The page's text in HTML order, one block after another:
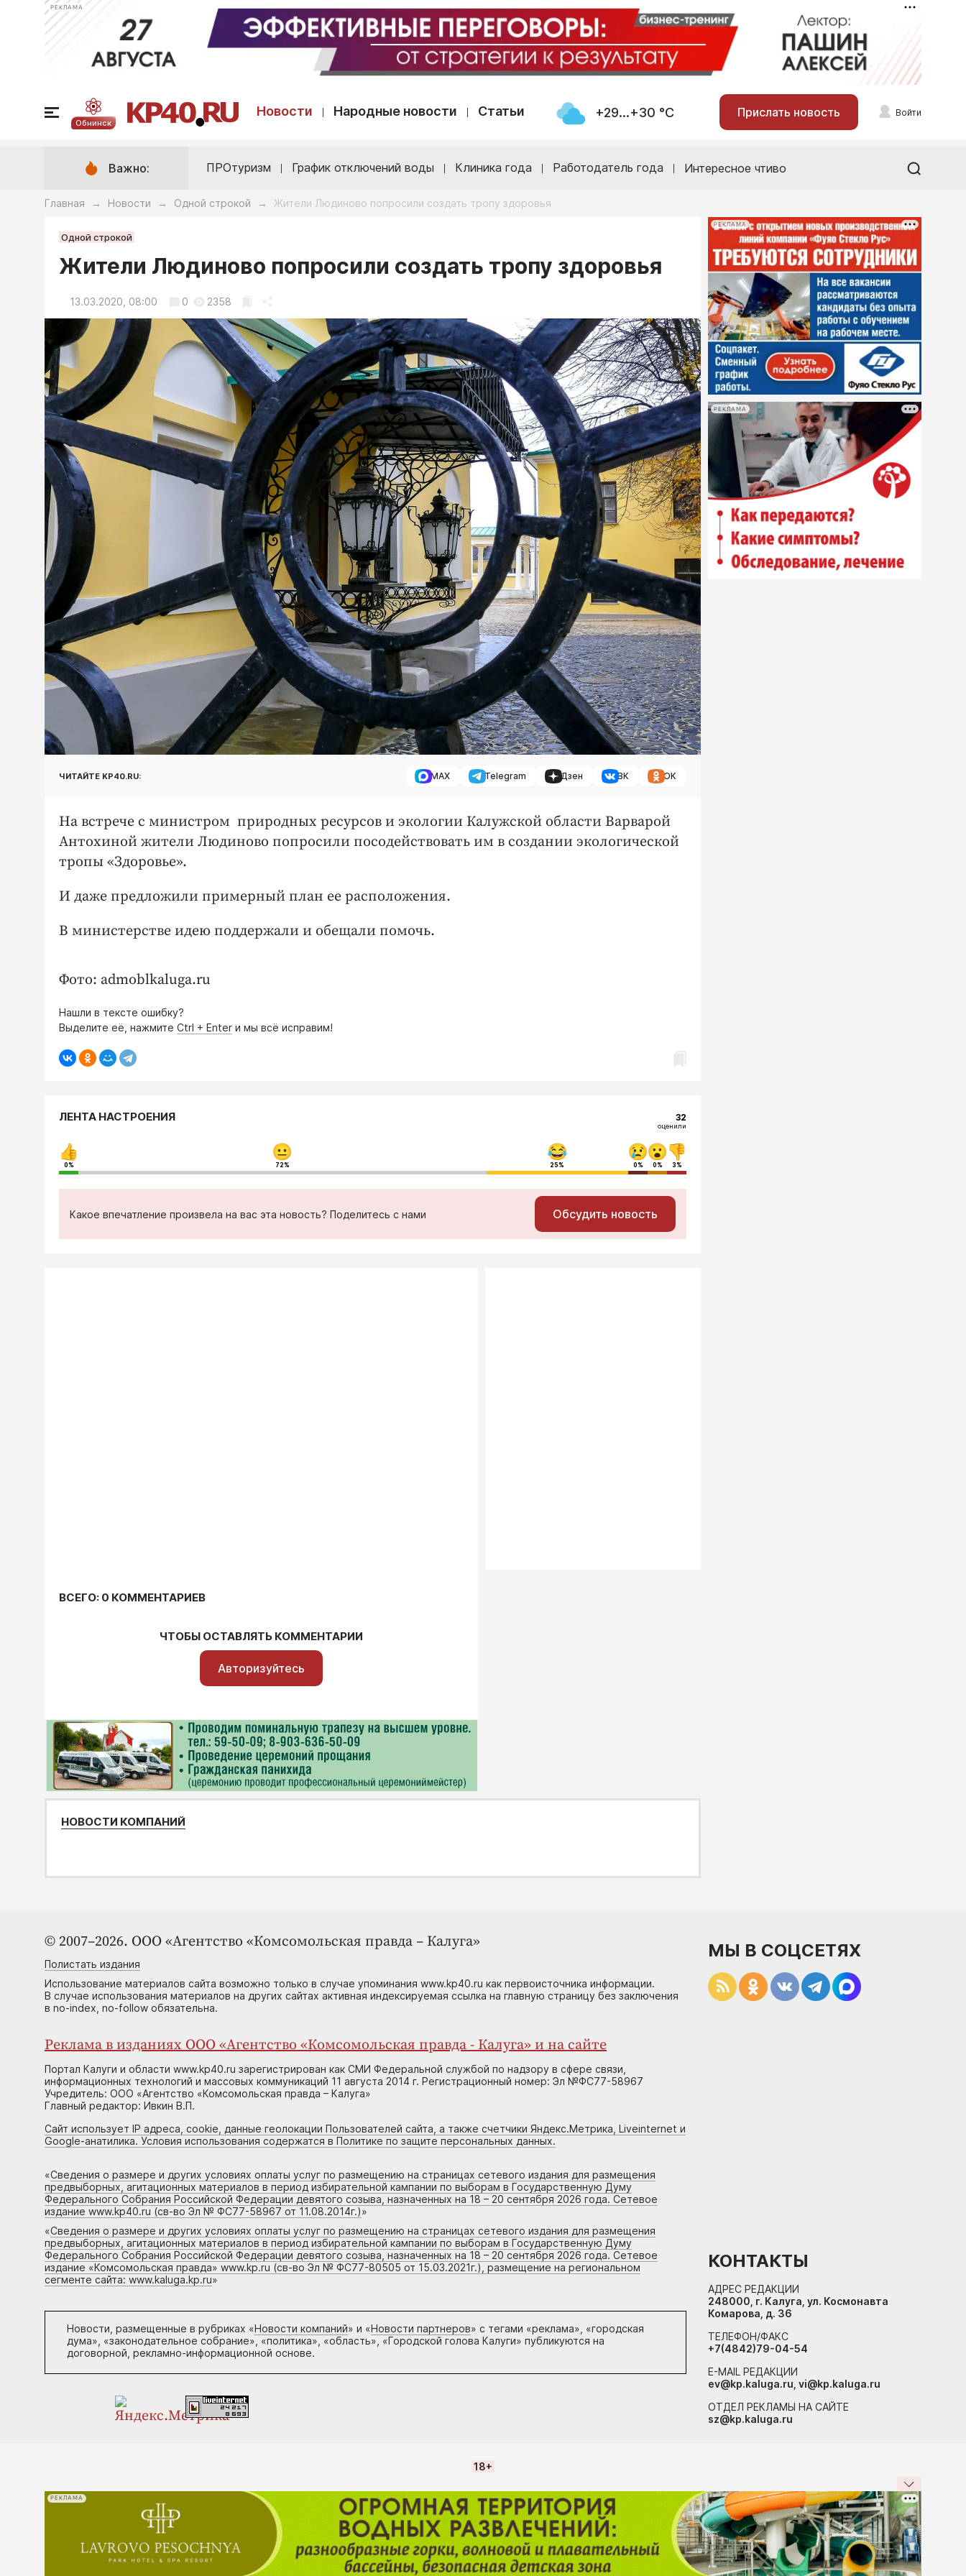
РЕКЛАМА
Обнинск
Новости Народные новости Статьи +29...+30 °С Прислать новость Войти
Важно: ПРОтуризм График отключений воды Клиника года Работодатель года Интересное чтиво
Главная → Новости → Одной строкой → Жители Людиново попросили создать тропу здоровья
Одной строкой
Жители Людиново попросили создать тропу здоровья
13.03.2020, 08:00 0 2358
ЧИТАЙТЕ KP40.RU: MAX Telegram Дзен ВК ОК
На встрече с министром природных ресурсов и экологии Калужской области Варварой
Антохиной жители Людиново попросили посодействовать им в создании экологической
тропы «Здоровье».
И даже предложили примерный план ее расположения.
В министерстве идею поддержали и обещали помочь.
Фото: admoblkaluga.ru
Нашли в тексте ошибку?
Выделите её, нажмите Ctrl + Enter и мы всё исправим!
РЕКЛАМА
РЕКЛАМА
ЛЕНТА НАСТРОЕНИЯ 32
оценили
0% 72% 25% 0% 0% 3%
Какое впечатление произвела на вас эта новость? Поделитесь с нами Обсудить новость
ВСЕГО: 0 КОММЕНТАРИЕВ
ЧТОБЫ ОСТАВЛЯТЬ КОММЕНТАРИИ
Авторизуйтесь
НОВОСТИ КОМПАНИЙ
© 2007–2026. ООО «Агентство «Комсомольская правда – Калуга»
Полистать издания
Использование материалов сайта возможно только в случае упоминания www.kp40.ru как первоисточника информации.
В случае использования материалов на других сайтах активная индексируемая ссылка на главную страницу без заключения
в no-index, no-follow обязательна.
Реклама в изданиях ООО «Агентство «Комсомольская правда - Калуга» и на сайте
Портал Калуги и области www.kp40.ru зарегистрирован как СМИ Федеральной службой по надзору в сфере связи,
информационных технологий и массовых коммуникаций 11 августа 2014 г. Регистрационный номер: Эл №ФС77-58967
Учредитель: ООО «Агентство «Комсомольская правда – Калуга»
Главный редактор: Ивкин В.П.
Сайт использует IP адреса, cookie, данные геолокации Пользователей сайта, а также счетчики Яндекс.Метрика, Liveinternet и
Google-анатилика. Условия использования содержатся в Политике по защите персональных данных.
«Сведения о размере и других условиях оплаты услуг по размещению на страницах сетевого издания для размещения
предвыборных, агитационных материалов в период избирательной кампании по выборам в Государственную Думу
Федерального Собрания Российской Федерации девятого созыва, назначенных на 18 – 20 сентября 2026 года. Сетевое
издание www.kp40.ru (св-во Эл № ФС77-58967 от 11.08.2014г.)»
«Сведения о размере и других условиях оплаты услуг по размещению на страницах сетевого издания для размещения
предвыборных, агитационных материалов в период избирательной кампании по выборам в Государственную Думу
Федерального Собрания Российской Федерации девятого созыва, назначенных на 18 – 20 сентября 2026 года. Сетевое
издание «Комсомольская правда» www.kp.ru (св-во Эл № ФС77-80505 от 15.03.2021г.), размещение на региональном
сегменте сайта: www.kaluga.kp.ru»
Новости, размещенные в рубриках «Новости компаний» и «Новости партнеров» с тегами «реклама», «городская
дума», «законодательное собрание», «политика», «область», «Городской голова Калуги» публикуются на
договорной, рекламно-информационной основе.
МЫ В СОЦСЕТЯХ
КОНТАКТЫ
АДРЕС РЕДАКЦИИ
248000, г. Калуга, ул. Космонавта
Комарова, д. 36
ТЕЛЕФОН/ФАКС
+7(4842)79-04-54
E-MAIL РЕДАКЦИИ
ev@kp.kaluga.ru, vi@kp.kaluga.ru
ОТДЕЛ РЕКЛАМЫ НА САЙТЕ
sz@kp.kaluga.ru
18+
РЕКЛАМА